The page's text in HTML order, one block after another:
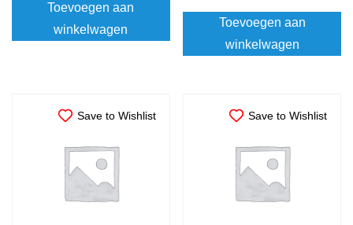
Toevoegen aan
winkelwagen
Toevoegen aan
winkelwagen
Save to Wishlist Save to Wishlist